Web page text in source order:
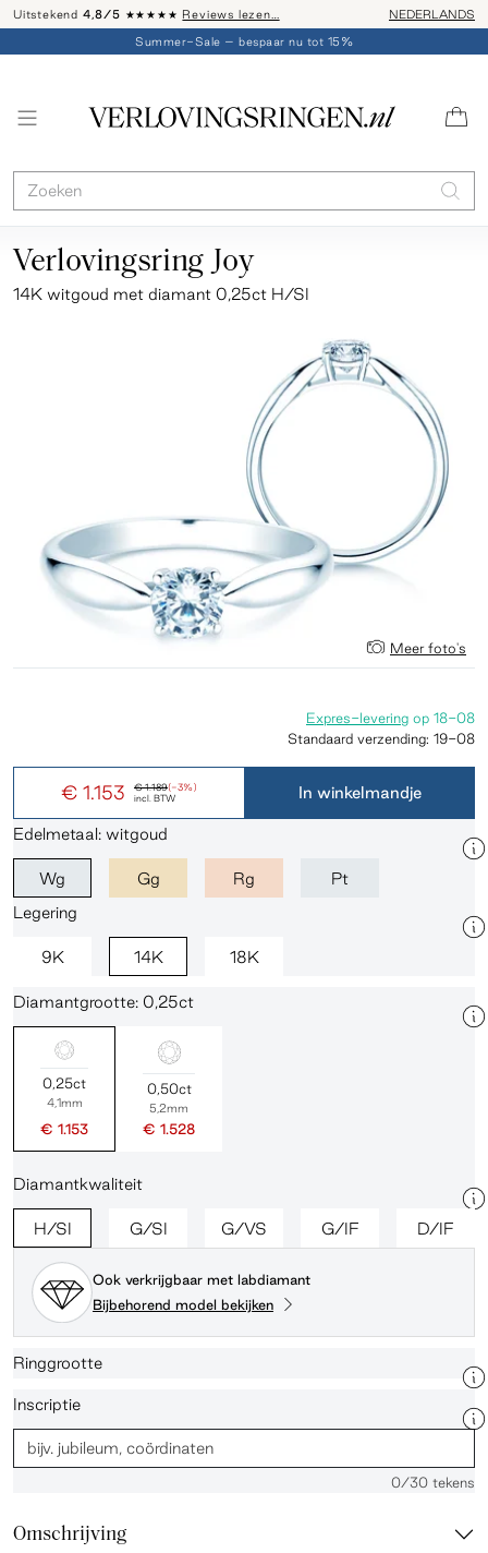
Uitstekend 4,8/5 ★★★★★ Reviews lezen… Advies: 020 -
NEDERLANDS
Summer-Sale – bespaar nu tot 15%
Verlovingsring Joy
14K witgoud met diamant 0,25ct H/SI
Meer foto's
€ 1.189(-3%)
€ 1.153 incl. BTW
Expres-levering op 18-08
Standaard verzending: 19-08
In winkelmandje
Edelmetaal: witgoud
Wg Gg Rg
Pt
Legering
9K 14K 18K
Diamantgrootte: 0,25ct
0,25ct
4,1mm
€ 1.153
0,50ct
5,2mm
€ 1.528
Diamantkwaliteit
H/SI G/SI G/VS G/IF D/IF
Ook verkrijgbaar met labdiamant
Bijbehorend model bekijken
Ringgrootte
Inscriptie
0/30 tekens
Omschrijving